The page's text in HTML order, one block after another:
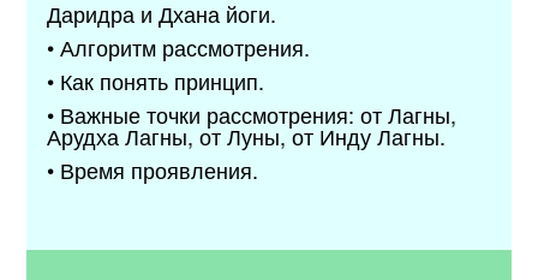
Даридра и Дхана йоги.
• Алгоритм рассмотрения.
• Как понять принцип.
• Важные точки рассмотрения: от Лагны,
Арудха Лагны, от Луны, от Инду Лагны.
• Время проявления.